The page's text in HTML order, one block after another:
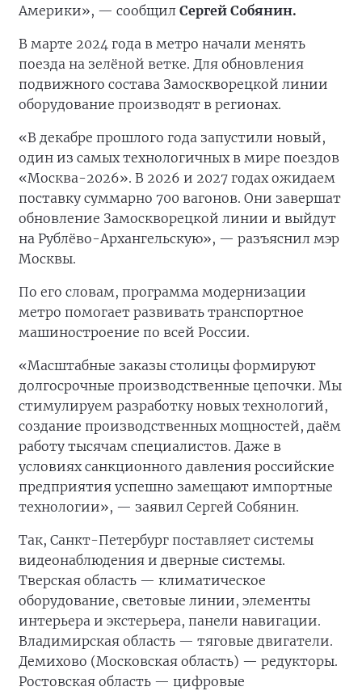
Америки», — сообщил Сергей Собянин.
В марте 2024 года в метро начали менять
поезда на зелёной ветке. Для обновления
подвижного состава Замоскворецкой линии
оборудование производят в регионах.
«В декабре прошлого года запустили новый,
один из самых технологичных в мире поездов
«Москва-2026». В 2026 и 2027 годах ожидаем
поставку суммарно 700 вагонов. Они завершат
обновление Замоскворецкой линии и выйдут
на Рублёво-Архангельскую», — разъяснил мэр
Москвы.
По его словам, программа модернизации
метро помогает развивать транспортное
машиностроение по всей России.
«Масштабные заказы столицы формируют
долгосрочные производственные цепочки. Мы
стимулируем разработку новых технологий,
создание производственных мощностей, даём
работу тысячам специалистов. Даже в
условиях санкционного давления российские
предприятия успешно замещают импортные
технологии», — заявил Сергей Собянин.
Так, Санкт-Петербург поставляет системы
видеонаблюдения и дверные системы.
Тверская область — климатическое
оборудование, световые линии, элементы
интерьера и экстерьера, панели навигации.
Владимирская область — тяговые двигатели.
Демихово (Московская область) — редукторы.
Ростовская область — цифровые